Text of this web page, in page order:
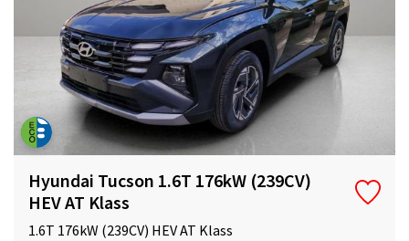
Hyundai Tucson 1.6T 176kW (239CV)
HEV AT Klass
1.6T 176kW (239CV) HEV AT Klass